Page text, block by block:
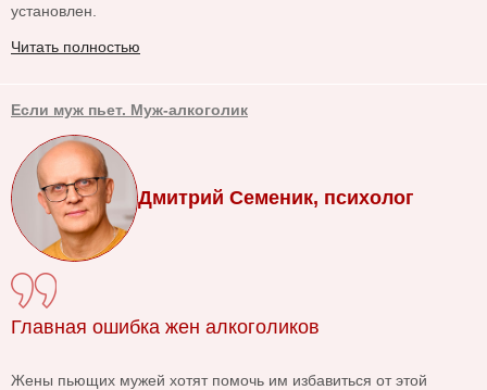
установлен.
Читать полностью
Если муж пьет. Муж-алкоголик
Дмитрий Семеник, психолог
Главная ошибка жен алкоголиков
Жены пьющих мужей хотят помочь им избавиться от этой